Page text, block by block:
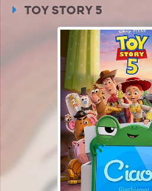
TOY STORY 5